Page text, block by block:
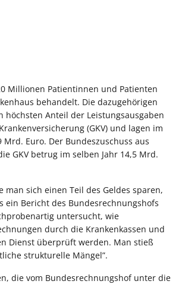
Millionen Patientinnen und Patienten
behandelt. Die dazugehörigen
höchsten Anteil der Leistungsausgaben
(GKV) und lagen im
Mrd. Euro. Der Bundeszuschuss aus
GKV betrug im selben Jahr 14,5 Mrd.
man sich einen Teil des Geldes sparen,
ein Bericht des Bundesrechnungshofs
untersucht, wie
durch die Krankenkassen und
Dienst überprüft werden. Man stieß
strukturelle Mängel”.
die vom Bundesrechnungshof unter die